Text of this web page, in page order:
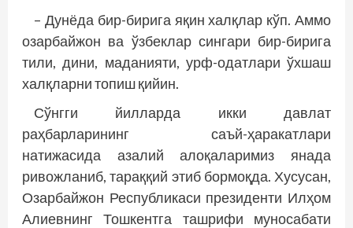
– Дунёда бир-бирига яқин халқлар кўп. Аммо
озарбайжон ва ўзбеклар сингари бир-бирига
тили, дини, маданияти, урф-­одатлари ўхшаш
халқларни топиш қийин.
Сўнгги йилларда икки давлат
раҳбарларининг саъй-ҳаракатлари
натижасида азалий алоқаларимиз янада
ривожланиб, тараққий этиб бормоқда. Хусусан,
Озарбайжон Республикаси президенти Илҳом
Алиевнинг Тошкентга ташрифи муносабати